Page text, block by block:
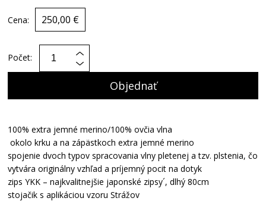
Cena: 250,00 €
Počet:
Objednať
100% extra jemné merino/100% ovčia vlna
okolo krku a na zápästkoch extra jemné merino
spojenie dvoch typov spracovania vlny pletenej a tzv. plstenia, čo
vytvára originálny vzhľad a príjemný pocit na dotyk
zips YKK – najkvalitnejšie japonské zipsy´, dlhý 80cm
stojačik s aplikáciou vzoru Strážov